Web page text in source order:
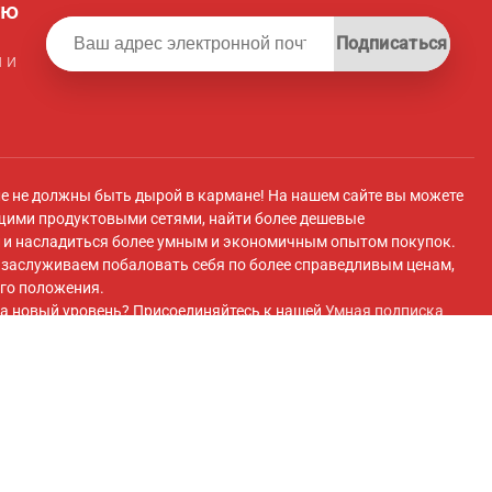
и
Подписаться
не должны быть дырой в кармане! На нашем сайте вы можете
продуктовыми сетями, найти более дешевые
насладиться более умным и экономичным опытом покупок.
побаловать себя по более справедливым ценам,
положения.
новый уровень? Присоединяйтесь к нашей Умная подписка